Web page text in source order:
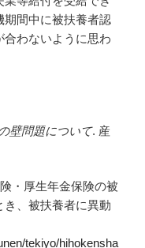
期間中に被扶養者認
わないように思わ
壁問題について. 産
・厚生年金保険の被
、被扶養者に異動
tekiyo/hihokensha